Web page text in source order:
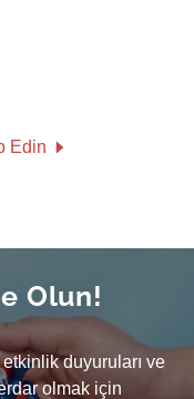
duyuruları ve
olmak için